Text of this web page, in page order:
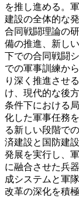
を推し進める。
建設の全体的な
合同戦闘理論の
備の推進、新し
下での合同戦闘
での軍事訓練か
り深く推進させ
け、現代的な後
条件下における
化した軍事任務
る新しい段階で
済建設と国防建
発展を実行し、
に融合させた兵
成システムと軍
改革の深化を積